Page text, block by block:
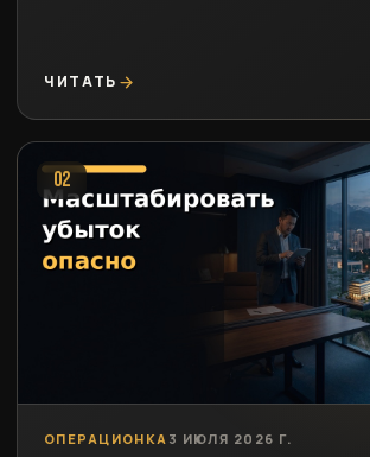
ЧИТАТЬ
02
ОПЕРАЦИОНКА 3 ИЮЛЯ 2026 Г.